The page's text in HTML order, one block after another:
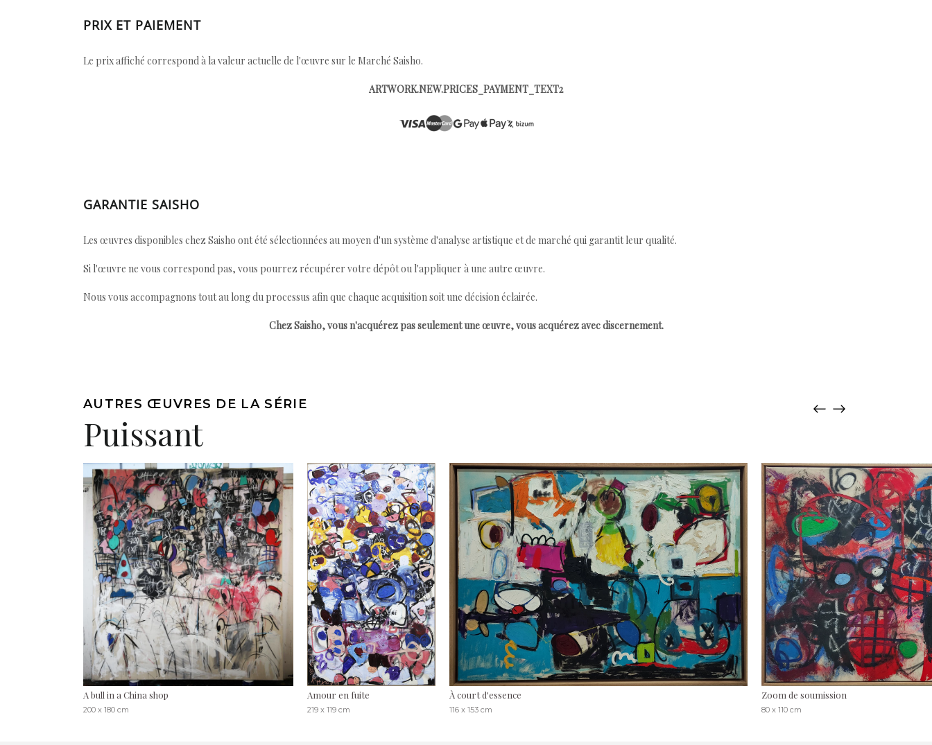
PRIX ET PAIEMENT
Le prix affiché correspond à la valeur actuelle de l'œuvre sur le Marché Saisho.
ARTWORK.NEW.PRICES_PAYMENT_TEXT2
GARANTIE SAISHO
Les œuvres disponibles chez Saisho ont été sélectionnées au moyen d'un système d'analyse artistique et de marché qui garantit leur qualité.
Si l'œuvre ne vous correspond pas, vous pourrez récupérer votre dépôt ou l'appliquer à une autre œuvre.
Nous vous accompagnons tout au long du processus afin que chaque acquisition soit une décision éclairée.
Chez Saisho, vous n'acquérez pas seulement une œuvre, vous acquérez avec discernement.
AUTRES ŒUVRES DE LA SÉRIE
Puissant
A bull in a China shop
200 x 180 cm
Amour en fuite
219 x 119 cm
À court d'essence
116 x 153 cm
Zoom de soumission
80 x 110 cm